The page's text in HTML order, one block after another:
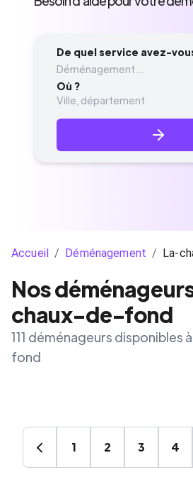
De quel service avez-
Déménagement...
Où ?
Accueil / Déménagement / La-
Nos
chaux-de-fond
111 déménageurs disponibles
fond
1 2 3 4